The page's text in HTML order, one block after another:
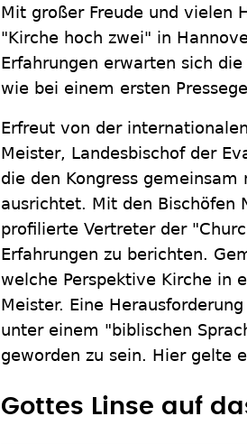
Mit großer Freude und vielen
"Kirche hoch zwei" in
Erfahrungen erwarten sich
wie bei einem ersten
Erfreut von der
Meister, Landesbischof der
die den Kongress
ausrichtet. Mit den Bischöfen
profilierte Vertreter der
Erfahrungen zu berichten.
welche Perspektive Kirche in
Meister. Eine
unter einem "biblischen
geworden zu sein. Hier gelte
Gottes Linse auf